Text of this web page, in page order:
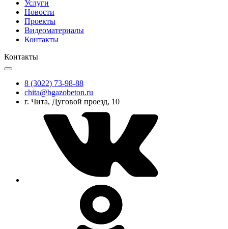
Услуги
Новости
Проекты
Видеоматериалы
Контакты
Контакты
8 (3022) 73-98-88
chita@bgazobeton.ru
г. Чита, Дуговой проезд, 10